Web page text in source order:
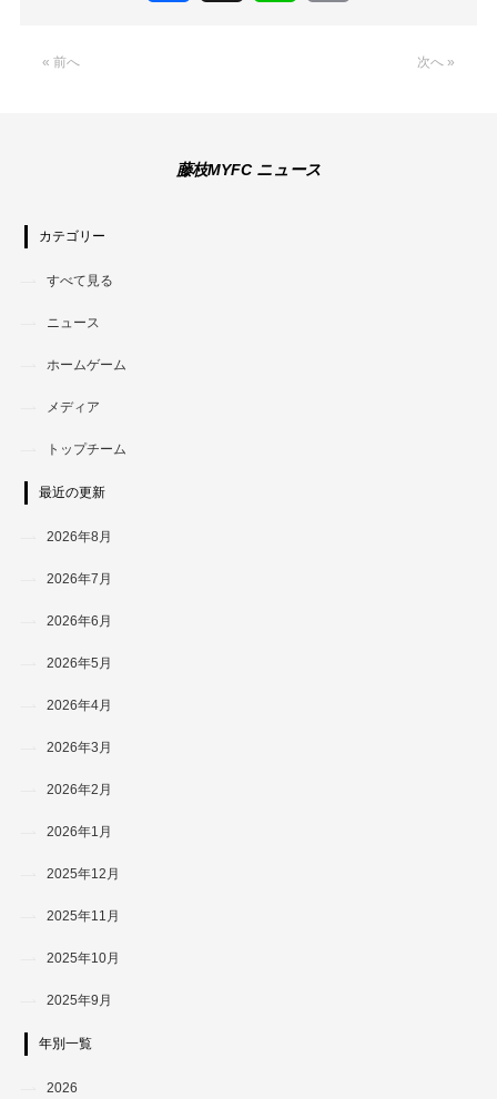
« 前へ 次へ »
藤枝MYFC ニュース
カテゴリー
すべて見る
ニュース
ホームゲーム
メディア
トップチーム
最近の更新
2026年8月
2026年7月
2026年6月
2026年5月
2026年4月
2026年3月
2026年2月
2026年1月
2025年12月
2025年11月
2025年10月
2025年9月
年別一覧
2026